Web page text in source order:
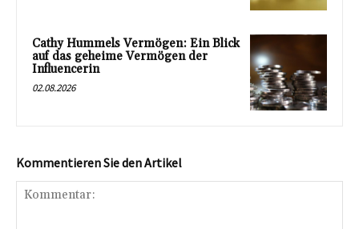
Cathy Hummels Vermögen: Ein Blick
auf das geheime Vermögen der
Influencerin
02.08.2026
Kommentieren Sie den Artikel